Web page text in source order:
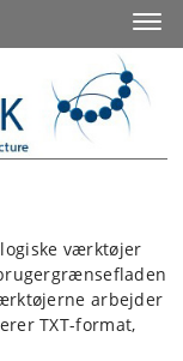
værktøjer
arbejder
TXT-format,